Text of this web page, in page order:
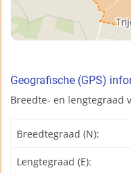
Geografische (GPS)
Breedte- en lengtegraad
Breedtegraad (N):
Lengtegraad (E):